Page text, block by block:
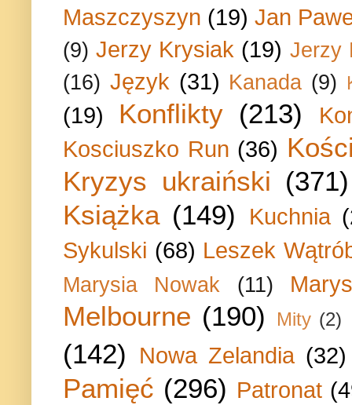
Maszczyszyn (19) Jan
(9) Jerzy Krysiak (19) Jerzy
(16) Język (31) Kanada (9)
(19) Konflikty (213)
Kosciuszko Run (36)
Kryzys ukraiński (371)
Książka (149) Kuchnia
Sykulski (68) Leszek
Marysia Nowak (11)
Melbourne (190) Mity (2)
(142) Nowa Zelandia (32)
Pamięć (296) Patronat